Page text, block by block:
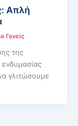
Απλή
Γονείς
της
ενδυμασίας
γλιτώσουμε